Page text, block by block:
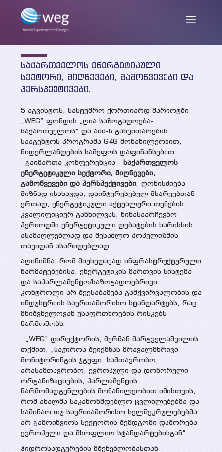
ENG / GEO
ჩვენ შესახებ
მისია და მიზნები
საქმიანობა
თანამშრომლები
პარტნიორები და დონორები
სიახლეები
პუბლიკაციები
კვლევის ანგარიშები
სხვადასხვა პუბლიკაცია
პრეზენტაციები
პროექტები
მიმდინარე
დასრულებული
მედია
ვიდეო გალერეა
WEG მედიაში
ღონისძიებები
საქართველოს ენერგეტიკული
სექტორი, მიღწევები, გამოწვევები და
პერსპექტივები.
5 აგვისტოს, სასტუმრო ქორთიარდ მარიოტში
„WEG” ფონდის „ღია საზოგადოება-
საქართველოს“ და აშშ-ს განვითარების
სააგენტოს პროგრამა G4G მონაწილეობით,
ნიდერლანდების სამეფოს დაფინანსებით
გაიმართა კონფერენცია - საქართველოს
ენერგეტიკული სექტორი, მიღწევები,
გამოწვევები და პერსპექტივები. ღონისძიება
მიზნად ისახავდა, დაინტერესებულ მხარეებთან
ერთად, ენერგეტიკული აქტუალური თემების
კვალიფიციურ განხილვას, წინასაარჩევნო
პერიოდში ენერგეტიკული დებატების ხარისხის
ასამაღლებლად და შესაძლო პოპულიზმის
თავიდან ასარიდებლად.
აღინიშნა, რომ მიუხედავად ინფრასტრუქტურული
წარმატებებისა, ენერგეტიკის მართვის სისტემა
და საპარლამენტო/საზოგადოებრივი
კონტროლი არ შეესაბამება გამჭვირვალობის და
ინდუსტრიის საერთაშორისო სტანდარტებს, რაც
მნიშვნელოვან უსაფრთხოების რისკებს
წარმოშობს.
„WEG” დირექტორის, მურმან მარგველაშვილის
თქმით, „საჭიროა შეიქმნას მრავალმხრივი
მონიტორინგის ჯგუფი; სამთავრობო,
არასამთავრობო, ევროპული და დონორული
ორგანიზაციების, პარლამენტის
წარმომადგენლების მონაწილეობით იმისთვის,
რომ ახალმა საკანონმდებლო ცვლილებებმა და
საშინაო თუ საერთაშორისო ხელშეკრულებებმა
არ გამოიწვიოს სექტორის შემდგომი დაშორება
ევროპული და მსოფლიო სტანდარტებისგან“.
ჰიდროსადგურების მშენებლობასთან